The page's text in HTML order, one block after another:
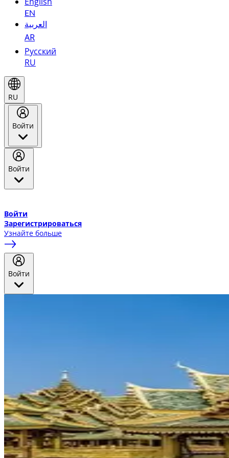
EN
العربية
AR
Русский
RU
RU
Войти
Войти
Войти
Зарегистрироваться
Узнайте больше
Войти